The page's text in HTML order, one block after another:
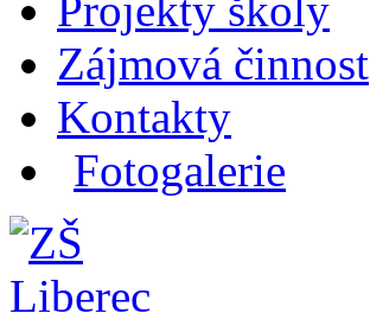
Zájmová činnost
Kontakty
Fotogalerie